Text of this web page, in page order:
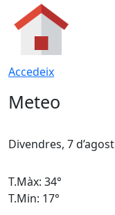
Accedeix
Meteo
Divendres, 7 d’agost
T.Màx: 34°
T.Min: 17°